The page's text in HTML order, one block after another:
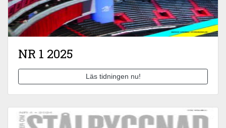
NR 1 2025
Läs tidningen nu!